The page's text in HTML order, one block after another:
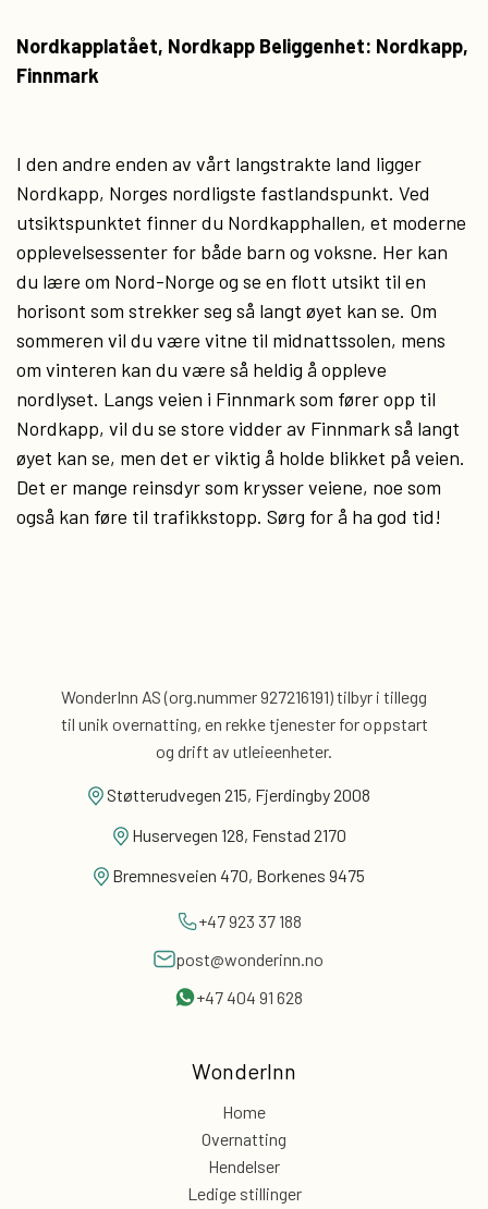
Nordkapplatået, Nordkapp Beliggenhet: Nordkapp,
Finnmark
I den andre enden av vårt langstrakte land ligger
Nordkapp, Norges nordligste fastlandspunkt. Ved
utsiktspunktet finner du Nordkapphallen, et moderne
opplevelsessenter for både barn og voksne. Her kan
du lære om Nord-Norge og se en flott utsikt til en
horisont som strekker seg så langt øyet kan se. Om
sommeren vil du være vitne til midnattssolen, mens
om vinteren kan du være så heldig å oppleve
nordlyset. Langs veien i Finnmark som fører opp til
Nordkapp, vil du se store vidder av Finnmark så langt
øyet kan se, men det er viktig å holde blikket på veien.
Det er mange reinsdyr som krysser veiene, noe som
også kan føre til trafikkstopp. Sørg for å ha god tid!
WonderInn AS (org.nummer 927216191) tilbyr i tillegg
til unik overnatting, en rekke tjenester foroppstart
og drift av utleieenheter.
Støtterudvegen 215, Fjerdingby 2008
Huservegen 128, Fenstad 2170
Bremnesveien 470, Borkenes 9475
+47 923 37 188
post@wonderinn.no
+47 404 91 628
WonderInn
Home
Overnatting
Hendelser
Ledige stillinger